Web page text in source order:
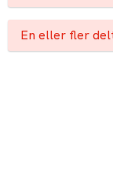
En eller fler